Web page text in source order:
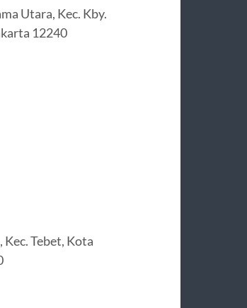
Utara, Kec. Kby.
12240
Tebet, Kota